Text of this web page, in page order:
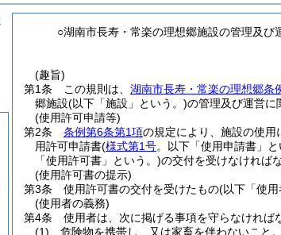
○湖南市長寿・常楽の理想郷施設の管理及び
(趣旨)
第1条
この規則は、 湖南市長寿・常楽の理想郷条
郷施設(以下「施設」という。)の管理及び運営に
(使用許可申請等)
第2条
条例第6条第1項の規定により、施設の使
用許可申請書(様式第1号。以下「使用申請書」
「使用許可書」という。)の交付を受けなければ
(使用許可書の提示)
第3条
使用許可書の交付を受けたもの(以下「使
(使用者の義務)
第4条
使用者は、次に掲げる事項を守らなければ
(1)
危険物を携帯し、又は家畜を伴わないこと。